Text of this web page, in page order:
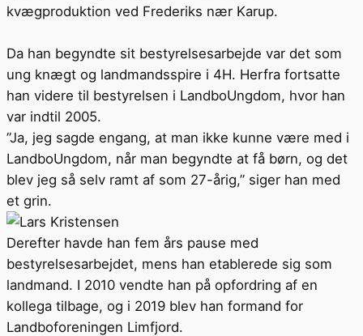
kvægproduktion ved Frederiks nær Karup.
Da han begyndte sit bestyrelsesarbejde var det som
ung knægt og landmandsspire i 4H. Herfra fortsatte
han videre til bestyrelsen i LandboUngdom, hvor han
var indtil 2005.
”Ja, jeg sagde engang, at man ikke kunne være med i
LandboUngdom, når man begyndte at få børn, og det
blev jeg så selv ramt af som 27-årig,” siger han med
et grin.
Derefter havde han fem års pause med
bestyrelsesarbejdet, mens han etablerede sig som
landmand. I 2010 vendte han på opfordring af en
kollega tilbage, og i 2019 blev han formand for
Landboforeningen Limfjord.